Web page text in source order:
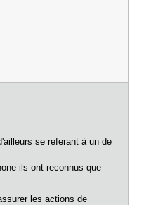
se referant à un de
ils ont reconnus que
les actions de